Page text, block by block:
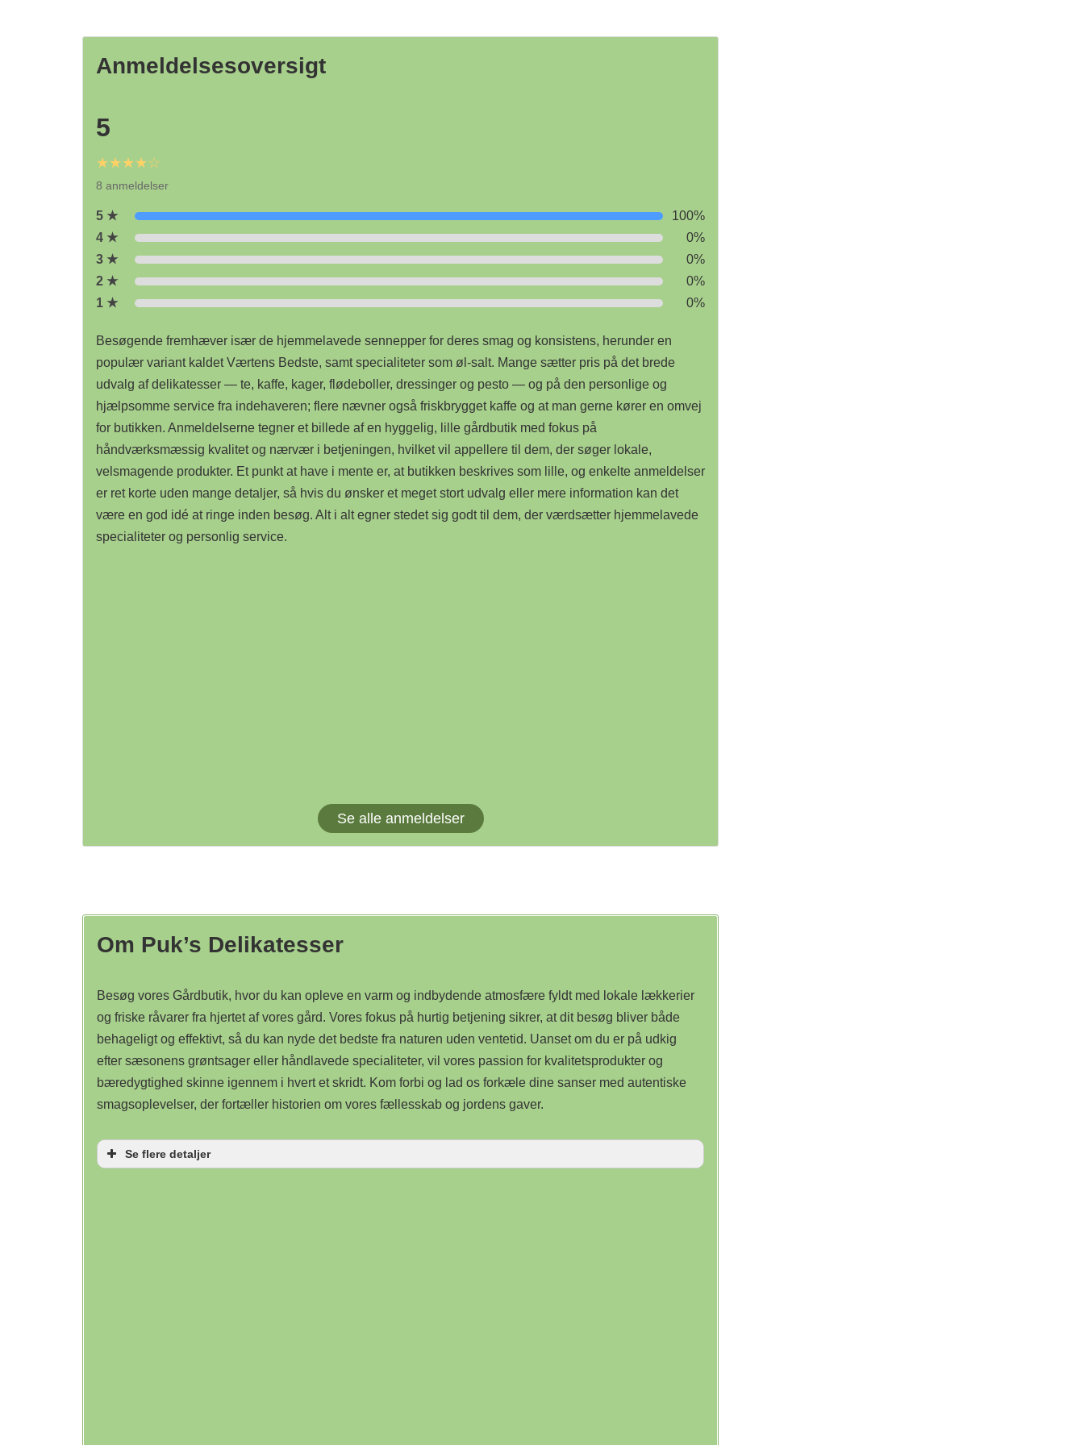
Anmeldelsesoversigt
5
★★★★☆
8 anmeldelser
5 ★
100%
4 ★
0%
3 ★
0%
2 ★
0%
1 ★
0%
Besøgende fremhæver især de hjemmelavede sennepper for deres smag og konsistens, herunder en
populær variant kaldet Værtens Bedste, samt specialiteter som øl-salt. Mange sætter pris på det brede
udvalg af delikatesser — te, kaffe, kager, flødeboller, dressinger og pesto — og på den personlige og
hjælpsomme service fra indehaveren; flere nævner også friskbrygget kaffe og at man gerne kører en omvej
for butikken. Anmeldelserne tegner et billede af en hyggelig, lille gårdbutik med fokus på
håndværksmæssig kvalitet og nærvær i betjeningen, hvilket vil appellere til dem, der søger lokale,
velsmagende produkter. Et punkt at have i mente er, at butikken beskrives som lille, og enkelte anmeldelser
er ret korte uden mange detaljer, så hvis du ønsker et meget stort udvalg eller mere information kan det
være en god idé at ringe inden besøg. Alt i alt egner stedet sig godt til dem, der værdsætter hjemmelavede
specialiteter og personlig service.
Se alle anmeldelser
Om Puk’s Delikatesser
Besøg vores Gårdbutik, hvor du kan opleve en varm og indbydende atmosfære fyldt med lokale lækkerier
og friske råvarer fra hjertet af vores gård. Vores fokus på hurtig betjening sikrer, at dit besøg bliver både
behageligt og effektivt, så du kan nyde det bedste fra naturen uden ventetid. Uanset om du er på udkig
efter sæsonens grøntsager eller håndlavede specialiteter, vil vores passion for kvalitetsprodukter og
bæredygtighed skinne igennem i hvert et skridt. Kom forbi og lad os forkæle dine sanser med autentiske
smagsoplevelser, der fortæller historien om vores fællesskab og jordens gaver.
Se flere detaljer